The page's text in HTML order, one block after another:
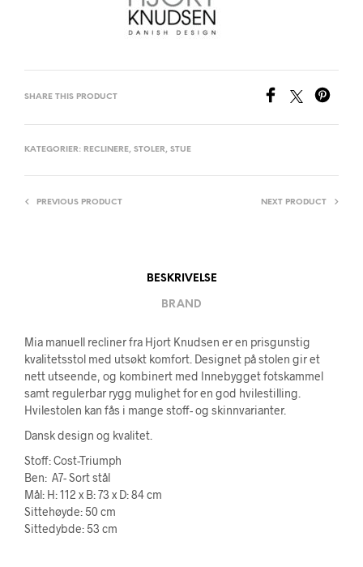
SHARE THIS PRODUCT
KATEGORIER: RECLINERE, STOLER, STUE
PREVIOUS PRODUCT NEXT PRODUCT
BESKRIVELSE
BRAND
Mia manuell recliner fra Hjort Knudsen er en prisgunstig
kvalitetsstol med utsøkt komfort. Designet på stolen gir et
nett utseende, og kombinert med Innebygget fotskammel
samt regulerbar rygg mulighet for en god hvilestilling.
Hvilestolen kan fås i mange stoff- og skinnvarianter.
Dansk design og kvalitet.
Stoff: Cost-Triumph
Ben: A7- Sort stål
Mål: H: 112 x B: 73 x D: 84 cm
Sittehøyde: 50 cm
Sittedybde: 53 cm